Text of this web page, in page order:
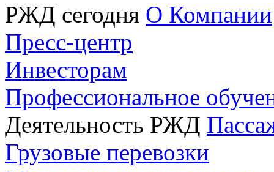
РЖД сегодня О Компании
Пресс-центр
Инвесторам
Профессиональное
Деятельность РЖД
Грузовые перевозки